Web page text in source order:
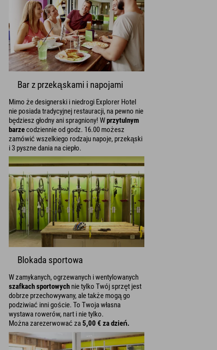
Bar z przekąskami i napojami
Mimo że designerski i niedrogi Explorer Hotel
nie posiada tradycyjnej restauracji, na pewno nie
będziesz głodny ani spragniony! Wprzytulnym
barzecodziennie od godz. 16.00 możesz
zamówić wszelkiego rodzaju napoje, przekąski
i 3 pyszne dania na ciepło.
Blokada sportowa
W zamykanych, ogrzewanych i wentylowanych
szafkach sportowych nie tylko Twój sprzęt jest
dobrze przechowywany, ale także mogą go
podziwiać inni goście. To Twoja własna
wystawa rowerów, nart i nie tylko.
Można zarezerwować za5,00 € za dzień.